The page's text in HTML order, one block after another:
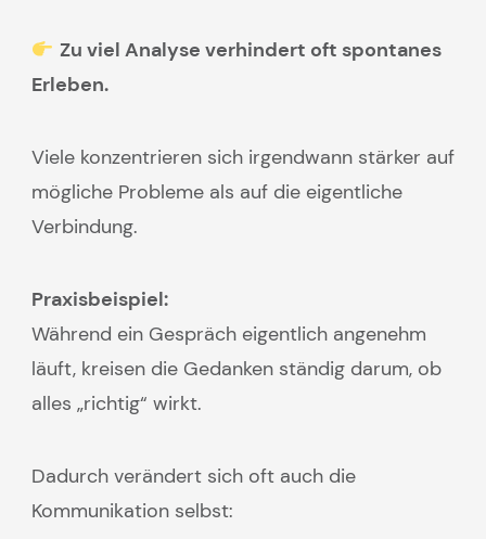
Zu viel Analyse verhindert oft spontanes
Erleben.
Viele konzentrieren sich irgendwann stärker auf
mögliche Probleme als auf die eigentliche
Verbindung.
Praxisbeispiel:
Während ein Gespräch eigentlich angenehm
läuft, kreisen die Gedanken ständig darum, ob
alles „richtig“ wirkt.
Dadurch verändert sich oft auch die
Kommunikation selbst: